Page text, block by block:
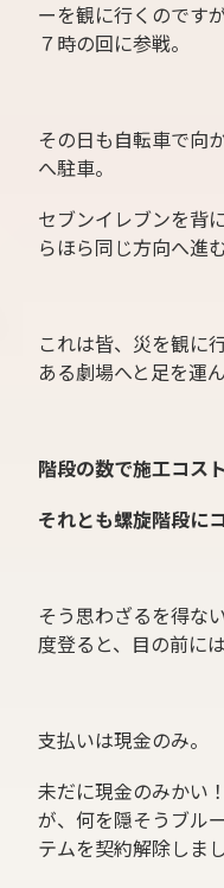
ーを観に行くのです
７時の回に参戦。
その日も自転車で向
へ駐車。
セブンイレブンを背
らほら同じ方向へ進
これは皆、災を観に
ある劇場へと足を運
階段の数で施工コス
それとも螺旋階段に
そう思わざるを得な
度登ると、目の前に
支払いは現金のみ。
未だに現金のみかい
が、何を隠そうブル
テムを契約解除しまし